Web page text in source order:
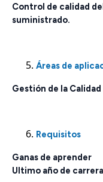
Control de calidad
suministrado.
Áreas de
Gestión de la Calidad
Requisitos
Ganas de aprender
Ultimo año de carrera